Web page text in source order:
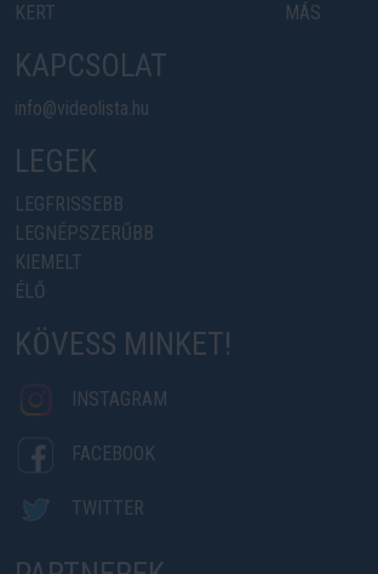
KERT
MÁS
KAPCSOLAT
info@videolista.hu
LEGEK
LEGFRISSEBB
LEGNÉPSZERŰBB
KIEMELT
ÉLŐ
KÖVESS MINKET!
INSTAGRAM
FACEBOOK
TWITTER